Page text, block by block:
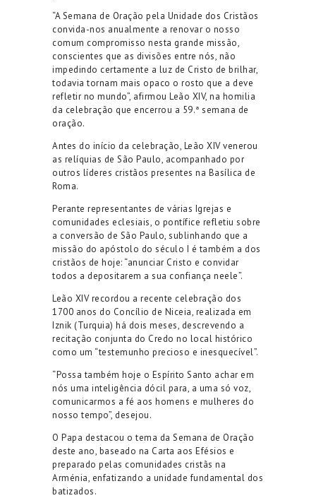
“A Semana de Oração pela Unidade dos Cristãos
convida-nos anualmente a renovar o nosso
comum compromisso nesta grande missão,
conscientes que as divisões entre nós, não
impedindo certamente a luz de Cristo de brilhar,
todavia tornam mais opaco o rosto que a deve
refletir no mundo”, afirmou Leão XIV, na homilia
da celebração que encerrou a 59.ª semana de
oração.
Antes do início da celebração, Leão XIV venerou
as relíquias de São Paulo, acompanhado por
outros líderes cristãos presentes na Basílica de
Roma.
Perante representantes de várias Igrejas e
comunidades eclesiais, o pontífice refletiu sobre
a conversão de São Paulo, sublinhando que a
missão do apóstolo do século I é também a dos
cristãos de hoje: “anunciar Cristo e convidar
todos a depositarem a sua confiança neele”.
Leão XIV recordou a recente celebração dos
1700 anos do Concílio de Niceia, realizada em
Iznik (Turquia) há dois meses, descrevendo a
recitação conjunta do Credo no local histórico
como um “testemunho precioso e inesquecível”.
“Possa também hoje o Espírito Santo achar em
nós uma inteligência dócil para, a uma só voz,
comunicarmos a fé aos homens e mulheres do
nosso tempo”, desejou.
O Papa destacou o tema da Semana de Oração
deste ano, baseado na Carta aos Efésios e
preparado pelas comunidades cristãs na
Arménia, enfatizando a unidade fundamental dos
batizados.